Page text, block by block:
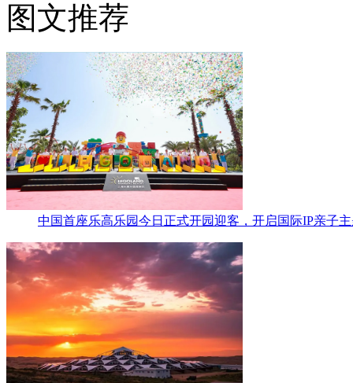
图文推荐
中国首座乐高乐园今日正式开园迎客，开启国际IP亲子